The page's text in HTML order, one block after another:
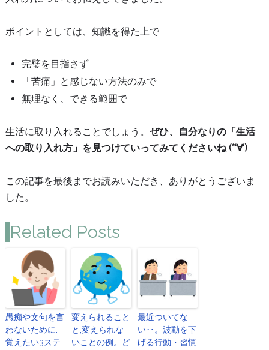
ポイントとしては、知識を得た上で
完璧を目指さず
「苦痛」と感じない方法のみで
無理なく、できる範囲で
生活に取り入れることでしょう。 ぜひ、自分なりの「生活
への取り入れ方」を見つけていってみてくださいね (*‘∀‘)
この記事を最後までお読みいただき、ありがとうございま
した。
Related Posts
愚痴や文句を言
わないために…
覚えたい3ステ
変えられること
と,変えられな
いことの例。ど
最近ついてな
い‥。波動を下
げる行動・習慣